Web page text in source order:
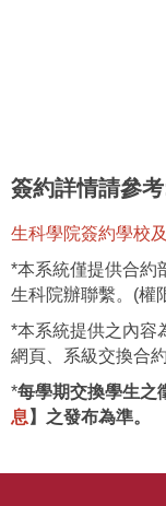
簽約詳情請參
生科學院簽約學校
*本系統僅提供合約
生科院辦聯繫。(權
*本系統提供之內容
網頁、系級交換合
*每學期交換學生之
息 】之發布為準。